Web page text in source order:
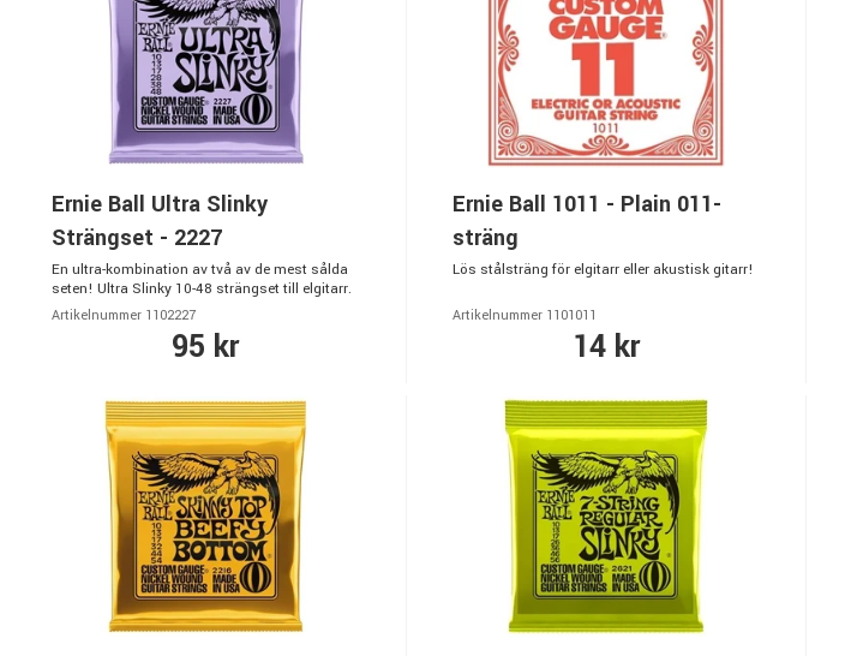
Ernie Ball Ultra Slinky
Strängset - 2227
En ultra-kombination av två av de mest sålda
seten! Ultra Slinky 10-48 strängset till elgitarr.
Artikelnummer 1102227
95 kr
Ernie Ball 1011 - Plain 011-
sträng
Lös stålsträng för elgitarr eller akustisk gitarr!
Artikelnummer 1101011
14 kr